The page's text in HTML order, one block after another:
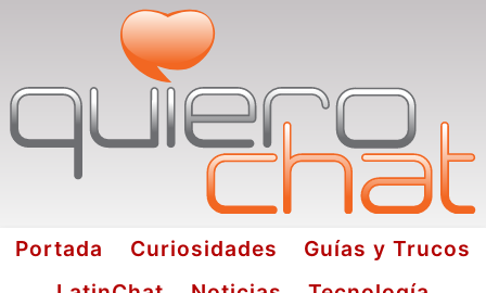
Portada Curiosidades
Guías y Trucos